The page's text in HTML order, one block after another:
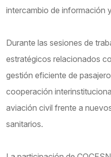
intercambio de información
Durante las sesiones de
estratégicos relacionados
gestión eficiente de
cooperación
aviación civil frente a
sanitarios.